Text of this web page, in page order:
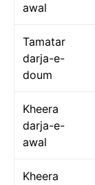
awal
Tamatar
darja-e-
doum
Kheera
darja-e-
awal
Kheera